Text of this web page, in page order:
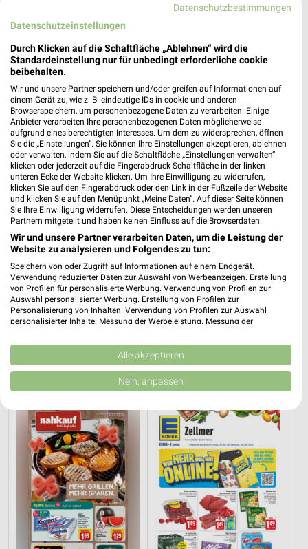
kannst Du über die Routen-Funktion den schnellsten Weg zu
Deiner Lieblings-Filiale von EDEKA finden.
Supermärkte Angebote für Bautzen und
Umgebung
15 Prospekte
Kaufland
Gültig bis Mi. 12.08.
diska
Angebote ab 03.08.
Noch morgen gültig
nahkauf EDEKA
Datenschutzbestimmungen
Datenschutzeinstellungen
Durch Klicken auf die Schaltfläche „Ablehnen“ wird die
Standardeinstellung nur für unbedingt erforderliche cookie
beibehalten.
Wir und unsere Partner speichern und/oder greifen auf Informationen auf
einem Gerät zu, wie z. B. eindeutige IDs in cookie und anderen
Browserspeichern, um personenbezogene Daten zu verarbeiten. Einige
Anbieter verarbeiten Ihre personenbezogenen Daten möglicherweise
aufgrund eines berechtigten Interesses. Um dem zu widersprechen, öffnen
Sie die „Einstellungen“. Sie können Ihre Einstellungen akzeptieren, ablehnen
oder verwalten, indem Sie auf die Schaltfläche „Einstellungen verwalten“
klicken oder jederzeit auf die Fingerabdruck-Schaltfläche in der linken
unteren Ecke der Website klicken. Um Ihre Einwilligung zu widerrufen,
klicken Sie auf den Fingerabdruck oder den Link in der Fußzeile der Website
und klicken Sie auf den Menüpunkt „Meine Daten“. Auf dieser Seite können
Sie Ihre Einwilligung widerrufen. Diese Entscheidungen werden unseren
Partnern mitgeteilt und haben keinen Einfluss auf die Browserdaten.
Wir und unsere Partner verarbeiten Daten, um die Leistung der
Website zu analysieren und Folgendes zu tun:
Speichern von oder Zugriff auf Informationen auf einem Endgerät.
Verwendung reduzierter Daten zur Auswahl von Werbeanzeigen. Erstellung
von Profilen für personalisierte Werbung. Verwendung von Profilen zur
Auswahl personalisierter Werbung. Erstellung von Profilen zur
Personalisierung von Inhalten. Verwendung von Profilen zur Auswahl
personalisierter Inhalte. Messung der Werbeleistung. Messung der
Kombinationen von Daten aus verschiedenen Quellen. Entwicklung und
Verbesserung der Angebote. Verwendung reduzierter Daten zur Auswahl
von Inhalten.
Daten können außerhalb der Europäischen Union weitergegeben und in die
USA gesendet werden.
Website/App.
Partnerliste anzeigen (1 IAB-Anbieter)
Wir nutzen Ihre Daten für folgende Zwecke:
IAB-Verarbeitungszwecke:
Speichern von oder Zugriff auf Informationen
auf einem Endgerät
Verwendung reduzierter Daten zur Auswahl von
Werbeanzeigen
Alle akzeptieren
Nein, anpassen